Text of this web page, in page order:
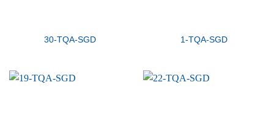
30-TQA-SGD 1-TQA-SGD